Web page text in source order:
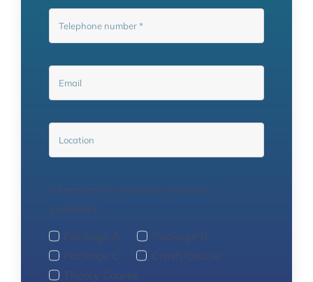
Interested in (multiple selection
possible):
Package A
Package B